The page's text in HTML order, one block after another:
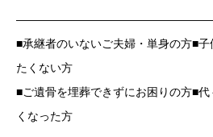
■承継者のいないご夫婦・単身の方■
たくない方
■ご遺骨を埋葬できずにお困りの方■
くなった方